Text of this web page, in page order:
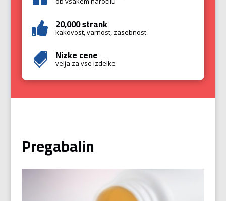
 20,000 strank
kakovost, varnost, zasebnost
 Nizke cene
velja za vse izdelke
Pregabalin